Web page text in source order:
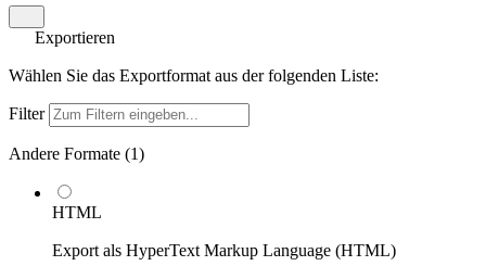
Exportieren
Wählen Sie das Exportformat aus der folgenden Liste:
Filter
Andere Formate (1)
HTML
Export als HyperText Markup Language (HTML)